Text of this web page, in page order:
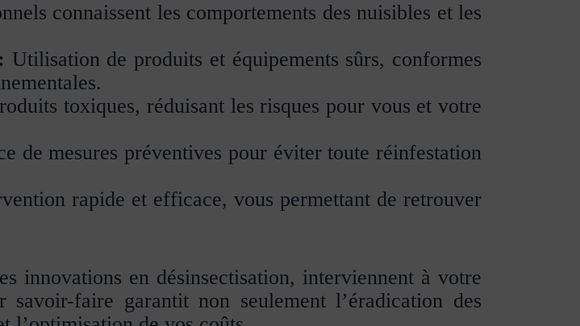
connaissent les comportements des nuisibles et les
Utilisation de produits et équipements sûrs, conformes
toxiques, réduisant les risques pour vous et votre
de mesures préventives pour éviter toute réinfestation
rapide et efficace, vous permettant de retrouver
innovations en désinsectisation, interviennent à votre
faire garantit non seulement l’éradication des